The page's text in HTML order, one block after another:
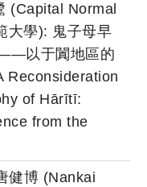
(Capital Normal
大學): 鬼子母早
以于闐地區的
Reconsideration
of Hārītī:
from the
健博 (Nankai